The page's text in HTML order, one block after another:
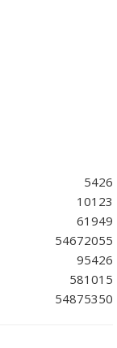
5426
10123
61949
54672055
95426
581015
54875350